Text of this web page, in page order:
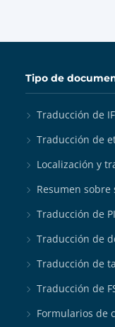
Tipo de
Traducción de
Traducción de
Localización y
Resumen
Traducción de
Traducción de
Traducción de
Traducción de
Formularios de